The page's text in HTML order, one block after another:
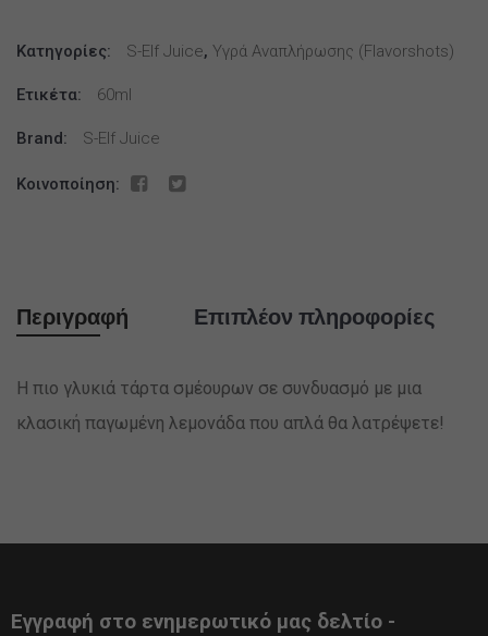
Lemonade
Flavour
Shot
ποσότητα
Κατηγορίες: S-Elf Juice, Υγρά Αναπλήρωσης (flavorshots)
Ετικέτα: 60ml
Brand: S-Elf Juice
Κοινοποίηση:
Περιγραφή Επιπλέον πληροφορίες
Η πιο γλυκιά τάρτα σμέουρων σε συνδυασμό με μια
κλασική παγωμένη λεμονάδα που απλά θα λατρέψετε!
Εγγραφή στο ενημερωτικό μας δελτίο -